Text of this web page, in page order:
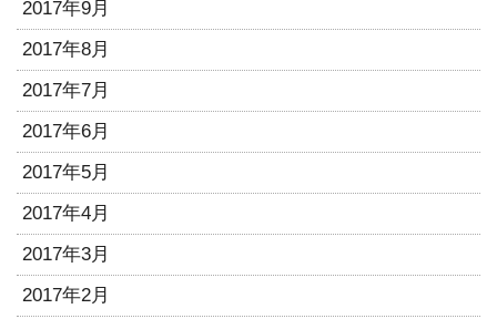
2017年9月
2017年8月
2017年7月
2017年6月
2017年5月
2017年4月
2017年3月
2017年2月